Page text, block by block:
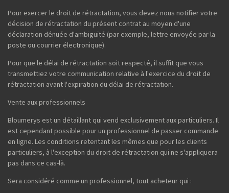
Pour exercer le droit de rétractation, vous devez nous notifier votre
décision de rétractation du présent contrat au moyen d'une
déclaration dénuée d'ambiguïté (par exemple, lettre envoyée par la
poste ou courrier électronique).
Pour que le délai de rétractation soit respecté, il suffit que vous
transmettiez votre communication relative à l'exercice du droit de
rétractation avant l'expiration du délai de rétractation.
Vente aux professionnels
Bloumerys est un détaillant qui vend exclusivement aux particuliers. Il
est cependant possible pour un professionnel de passer commande
en ligne. Les conditions retentant les mêmes que pour les clients
particuliers, à l'exception du droit de rétractation qui ne s'appliquera
pas dans ce cas-là.
Sera considéré comme un professionnel, tout acheteur qui :